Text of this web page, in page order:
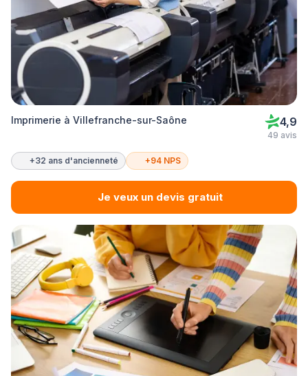
Imprimerie à Villefranche-sur-Saône 4,9
49 avis
+32 ans d'ancienneté +94 NPS
Je veux un devis gratuit